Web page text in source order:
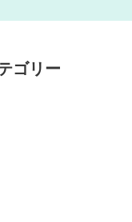
ゴリー